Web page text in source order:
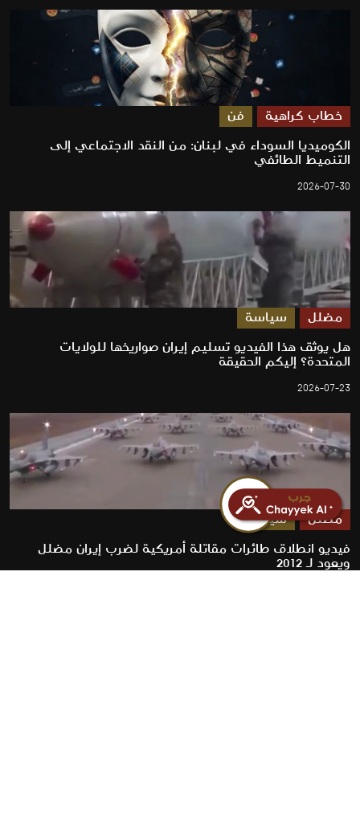
خطاب كراهية فن
الكوميديا السوداء في لبنان: من النقد الاجتماعي إلى
التنميط الطائفي
2026-07-30
مضلل سياسة
هل يوثق هذا الفيديو تسليم إيران صواريخها للولايات
المتحدة؟ إليكم الحقيقة
2026-07-23
مضلل سياسة
فيديو انطلاق طائرات مقاتلة أمريكية لضرب إيران مضلل
ويعود لـ 2012